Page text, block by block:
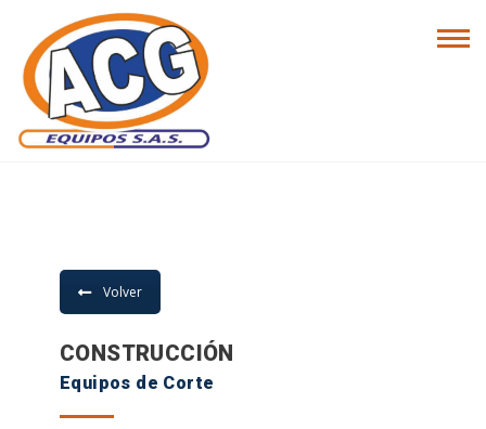
LÍNEA DE
PRODUCTOS
Volver
CONSTRUCCIÓN
Equipos de Corte